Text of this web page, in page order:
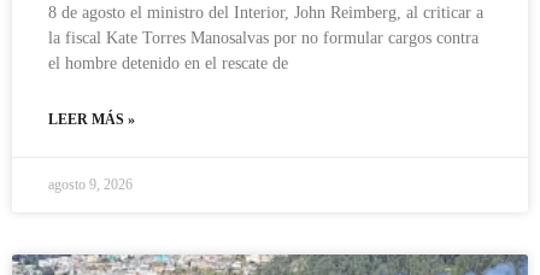
8 de agosto el ministro del Interior, John Reimberg, al criticar a
la fiscal Kate Torres Manosalvas por no formular cargos contra
el hombre detenido en el rescate de
LEER MÁS »
agosto 9, 2026